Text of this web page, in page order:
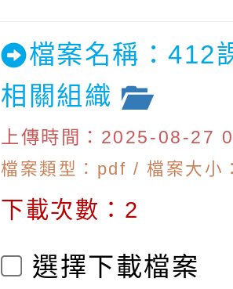
檔案名稱：412
相關組織
上傳時間：2025-08-27
檔案類型：pdf / 檔案大小
下載次數：2
選擇下載檔案